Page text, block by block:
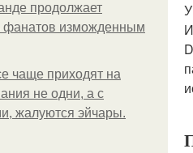
продолжает
фанатов изможденным
чаще приходят на
не одни, а с
жалуются эйчары.